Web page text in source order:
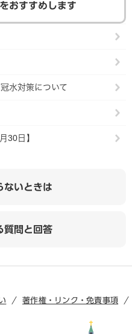
おすすめします
水対策について
30日】
ないときは
質問と回答
著作権・リンク・免責事項